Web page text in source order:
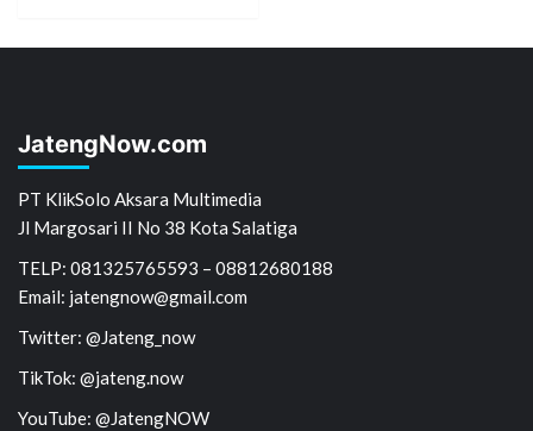
JatengNow.com
PT KlikSolo Aksara Multimedia
Jl Margosari II No 38 Kota Salatiga
TELP: 081325765593 – 08812680188
Email: jatengnow@gmail.com
Twitter: @Jateng_now
TikTok: @jateng.now
YouTube: @JatengNOW